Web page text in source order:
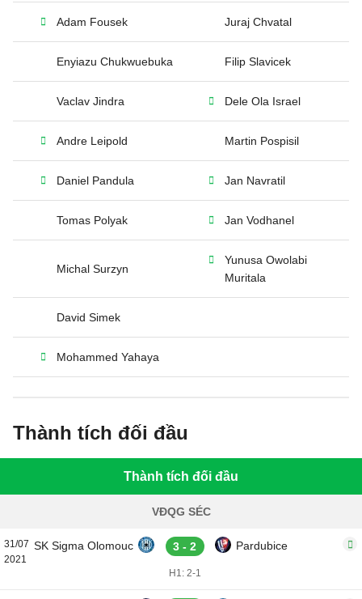
Adam Fousek Juraj Chvatal
Enyiazu Chukwuebuka Filip Slavicek
Vaclav Jindra Dele Ola Israel
Andre Leipold Martin Pospisil
Daniel Pandula Jan Navratil
Tomas Polyak Jan Vodhanel
Michal Surzyn
Yunusa Owolabi
Muritala
David Simek
Mohammed Yahaya
Thành tích đối đầu
Thành tích đối đầu
VĐQG SÉC
31/07
2021
SK Sigma Olomouc 3 - 2 Pardubice
H1: 2-1